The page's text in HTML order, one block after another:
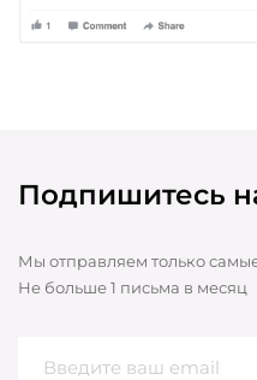
Подпишитесь
Мы отправляем только
Не больше 1 письма в месяц